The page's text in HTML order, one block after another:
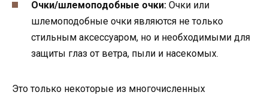
Очки/шлемоподобные очки: Очки или
шлемоподобные очки являются не только
стильным аксессуаром, но и необходимыми для
защиты глаз от ветра, пыли и насекомых.
Это только некоторые из многочисленных